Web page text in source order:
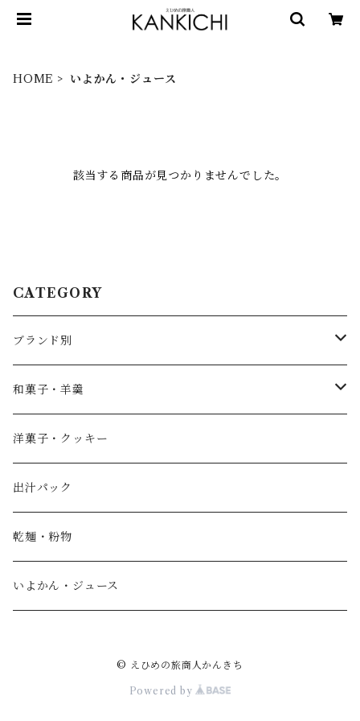
HOME いよかん・ジュース
該当する商品が見つかりませんでした。
CATEGORY
ブランド別
薄墨羊羹
やすまるだし
宮野製粉製麺所
IoLy
和泉農園
和菓子・羊羹
こざくら
どら焼き
ウスズミキューブ
薄墨羊羹小棹
水ようかん [夏季限定]
洋菓子・クッキー
出汁パック
乾麺・粉物
いよかん・ジュース
© えひめの旅商人かんきち
Powered by